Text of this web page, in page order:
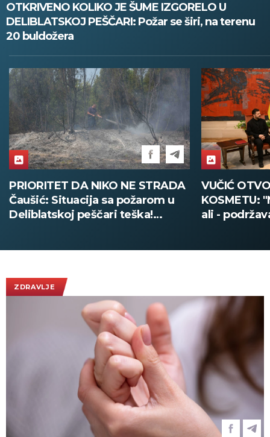
OTKRIVENO KOLIKO JE ŠUME IZGORELO U
DELIBLATSKOJ PEŠČARI: Požar se širi, na terenu
20 buldožera
PRIORITET DA NIKO NE STRADA
Čaušić: Situacija sa požarom u
Deliblatskoj peščari teška!
VUČIĆ
KOSMETU:
ali -
ZDRAVLJE